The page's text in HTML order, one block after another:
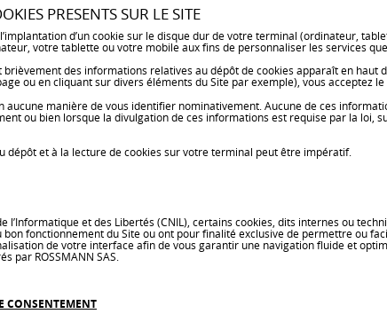
PRESENTS SUR LE SITE
d’un cookie sur le disque dur de votre terminal (ordinateur,
votre tablette ou votre mobile aux fins de personnaliser les services que
des informations relatives au dépôt de cookies apparaît en haut
ou en cliquant sur divers éléments du Site par exemple), vous acceptez
manière de vous identifier nominativement. Aucune de ces
ou bien lorsque la divulgation de ces informations est requise par la loi,
dépôt et à la lecture de cookies sur votre terminal peut être impératif.
et des Libertés (CNIL), certains cookies, dits internes ou
fonctionnement du Site ou ont pour finalité exclusive de permettre ou
de votre interface afin de vous garantir une navigation fluide et
par ROSSMANN SAS.
CONSENTEMENT